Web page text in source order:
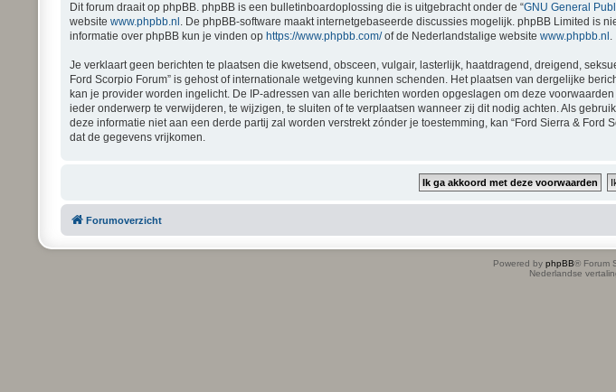
Dit forum draait op phpBB. phpBB is een bulletinboardoplossing die is uitgebracht onder de “GNU General
websitewww.phpbb.nl . De phpBB-software maakt internetgebaseerde discussies mogelijk. phpBB Limited is
informatie over phpBB kun je vinden op https://www.phpbb.com/of de Nederlandstalige websitewww.phpbb.nl .
Je verklaart geen berichten te plaatsen die kwetsend, obsceen, vulgair, lasterlijk, haatdragend, dreigend,
Ford Scorpio Forum” is gehost of internationale wetgeving kunnen schenden. Het plaatsen van dergelijke
kan je provider worden ingelicht. De IP-adressen van alle berichten worden opgeslagen om deze
ieder onderwerp te verwijderen, te wijzigen, te sluiten of te verplaatsen wanneer zij dit nodig achten. Als
deze informatie niet aan een derde partij zal worden verstrekt zónder je toestemming, kan “Ford Sierra &
dat de gegevens vrijkomen.
Forumoverzicht
Powered by phpBB® Forum
Nederlandse